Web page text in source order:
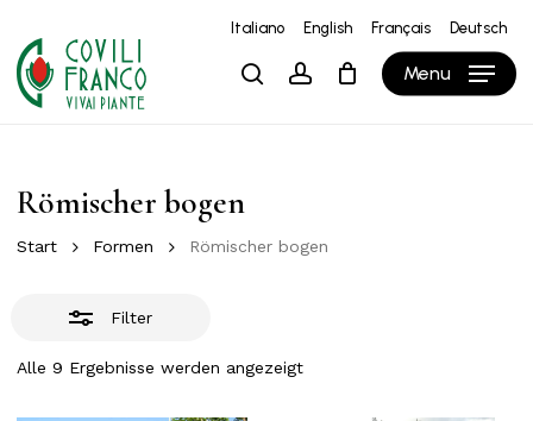
main
content
Italiano English Français Deutsch
searchaccount Menu
Warenkorb Close
Cart
Römischer bogen
Start Formen Römischer bogen
Filter
Alle 9 Ergebnisse werden angezeigt
Close
Filters